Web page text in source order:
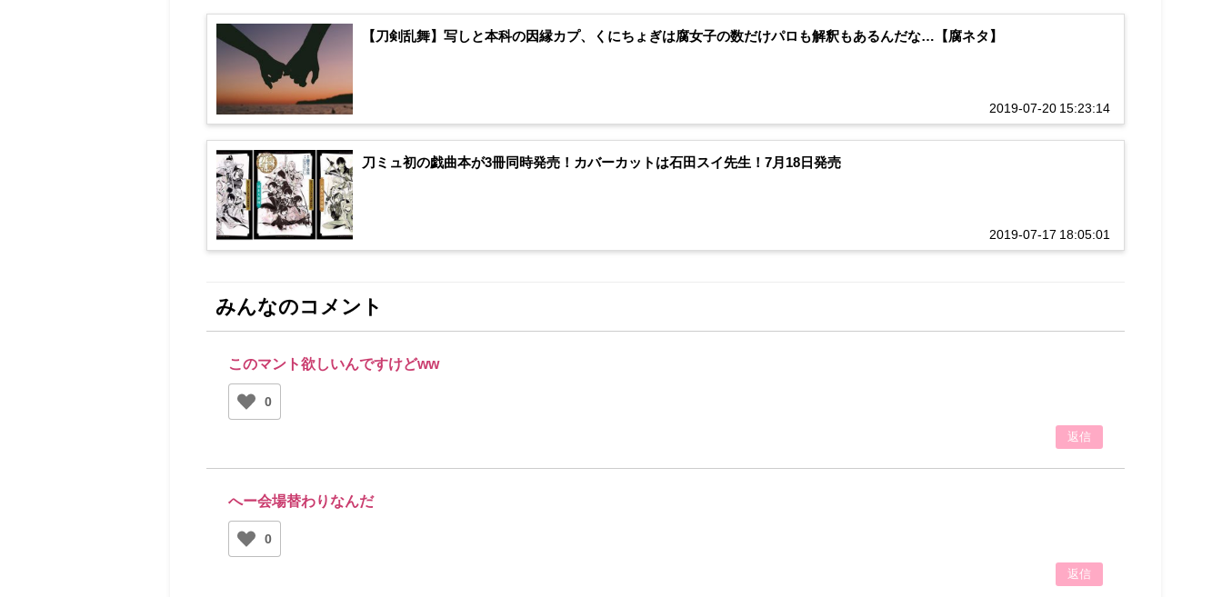
【刀剣乱舞】写しと本科の因縁カプ、くにちょぎは腐女子の数だけパロも解釈もあるんだな…【腐ネタ】
2019-07-20 15:23:14
刀ミュ初の戯曲本が3冊同時発売！カバーカットは石田スイ先生！7月18日発売
2019-07-17 18:05:01
みんなのコメント
このマント欲しいんですけどww
0
返信
へー会場替わりなんだ
0
返信